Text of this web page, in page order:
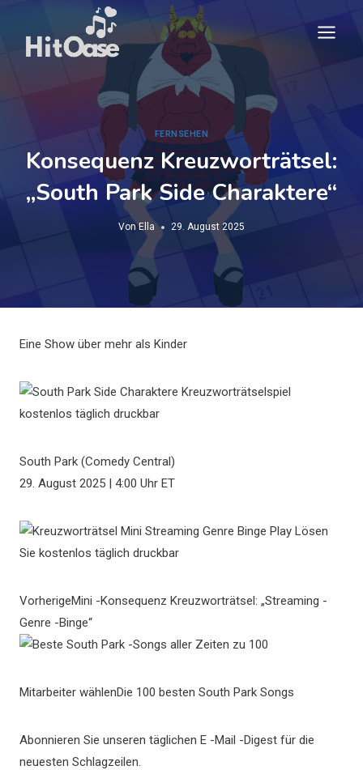
springen
FERNSEHEN
Konsequenz Kreuzworträtsel:
„South Park Side Charaktere“
Von Ella 29. August 2025
Eine Show über mehr als Kinder
South Park (Comedy Central)
29. August 2025 | 4:00 Uhr ET
VorherigeMini -Konsequenz Kreuzworträtsel: „Streaming -
Genre -Binge“
Mitarbeiter wählenDie 100 besten South Park Songs
Abonnieren Sie unseren täglichen E -Mail -Digest für die
neuesten Schlagzeilen.